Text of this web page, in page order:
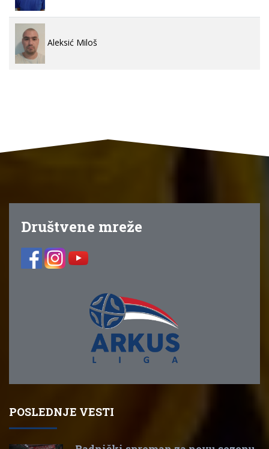
Aleksić Miloš
Društvene mreže
POSLEDNJE VESTI